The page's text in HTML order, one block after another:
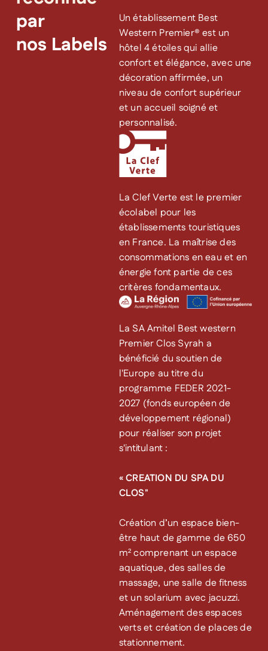
par
nos Labels
Un établissement Best
Western Premier® est un
hôtel 4 étoiles qui allie
confort et élégance, avec une
décoration affirmée, un
niveau de confort supérieur
et un accueil soigné et
personnalisé.
La Clef Verte est le premier
écolabel pour les
établissements touristiques
en France. La maîtrise des
consommations en eau et en
énergie font partie de ces
critères fondamentaux.
La SA Amitel Best western
Premier Clos Syrah a
bénéficié du soutien de
l'Europe au titre du
programme FEDER 2021-
2027 (fonds européen de
développement régional)
pour réaliser son projet
s'intitulant :
« CREATION DU SPA DU
CLOS"
Création d’un espace bien-
être haut de gamme de 650
m² comprenant un espace
aquatique, des salles de
massage, une salle de fitness
et un solarium avec jacuzzi.
Aménagement des espaces
verts et création de places de
stationnement.